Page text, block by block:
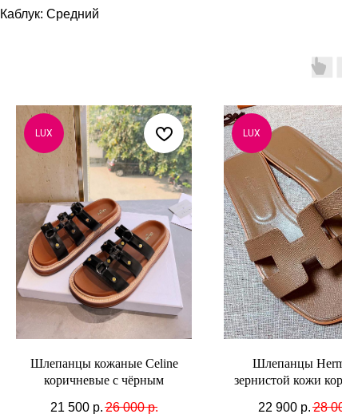
Каблук: Средний
LUX
Шлепанцы кожаные Celine
коричневые с чёрным
21 500 р. 26 000 р.
LUX
Шлепанцы Hermes
зернистой кожи
22 900 р. 28 000